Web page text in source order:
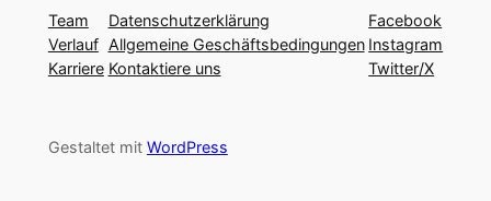
Team
Verlauf
Karriere
Datenschutzerklärung
Allgemeine Geschäftsbedingungen
Kontaktiere uns
Facebook
Instagram
Twitter/X
Gestaltet mit WordPress